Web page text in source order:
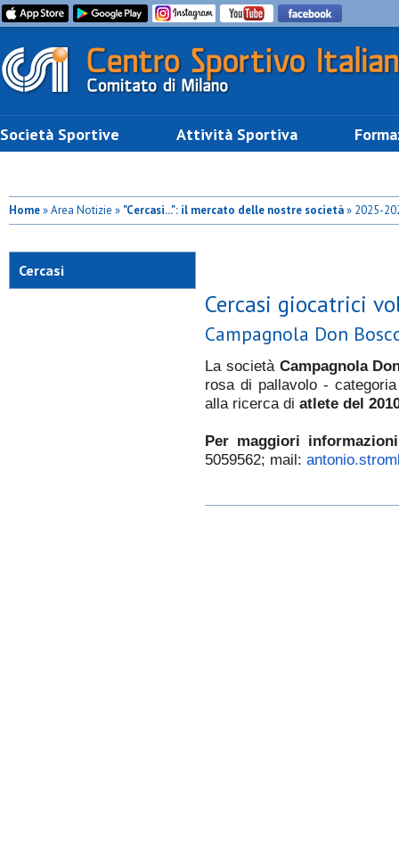
Società Sportive Attività Sportiva
Home» Area Notizie » "Cercasi...": il mercato delle nostre società» 2025-
Cercasi
Cercasi giocatrici
Campagnola Don
La società Campagnola
rosa di pallavolo -
alla ricerca di atlete del
Per maggiori
5059562; mail: